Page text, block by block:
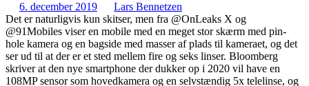
6. december 2019
Lars Bennetzen
Det er naturligvis kun skitser, men fra @OnLeaks X og
@91Mobiles viser en mobile med en meget stor skærm med pin-
hole kamera og en bagside med masser af plads til kameraet, og det
ser ud til at der er et sted mellem fire og seks linser. Bloomberg
skriver at den nye smartphone der dukker op i 2020 vil have en
108MP sensor som hovedkamera og en selvstændig 5x telelinse, og